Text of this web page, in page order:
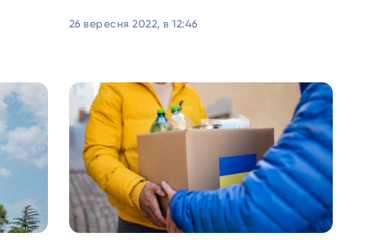
26 вересня 2022, в 12:46